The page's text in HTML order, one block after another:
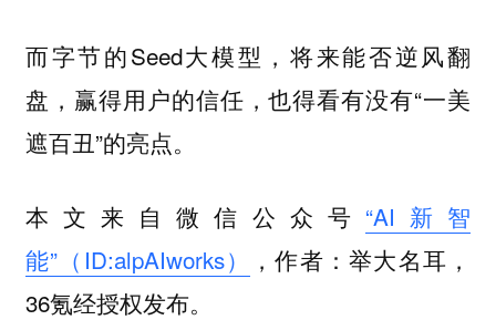
而字节的Seed大模型，将来能否逆风翻
盘，赢得用户的信任，也得看有没有“一美
遮百丑”的亮点。
本文来自微信公众号 “AI新智
能”（ID:alpAIworks）
，作者：举大名耳，
36氪经授权发布。